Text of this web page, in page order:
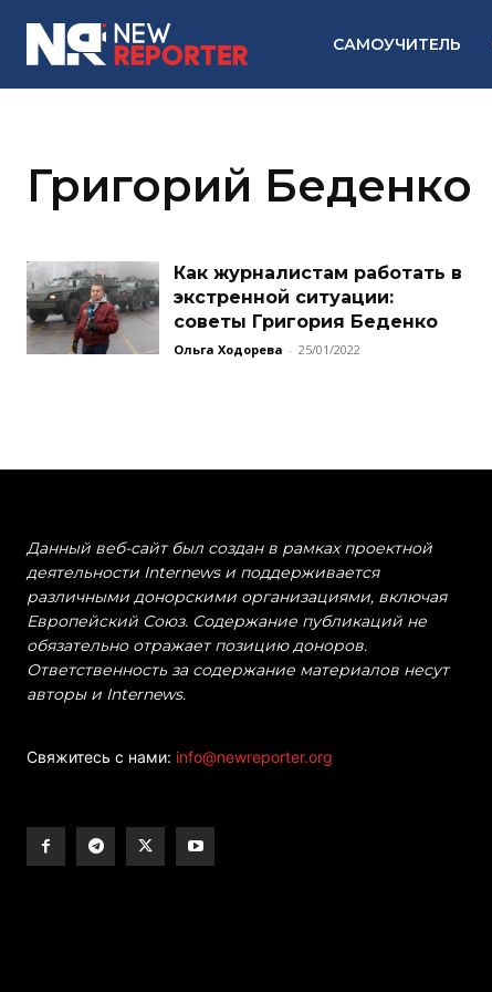
САМОУЧИТЕЛЬ
Григорий Беденко
Как журналистам работать в
экстренной ситуации:
советы Григория Беденко
Ольга Ходорева - 25/01/2022
Данный веб-сайт был создан в рамках проектной
деятельности Internews и поддерживается
различными донорскими организациями, включая
Европейский Союз. Содержание публикаций не
обязательно отражает позицию доноров.
Ответственность за содержание материалов несут
авторы и Internews.
Свяжитесь с нами: info@newreporter.org